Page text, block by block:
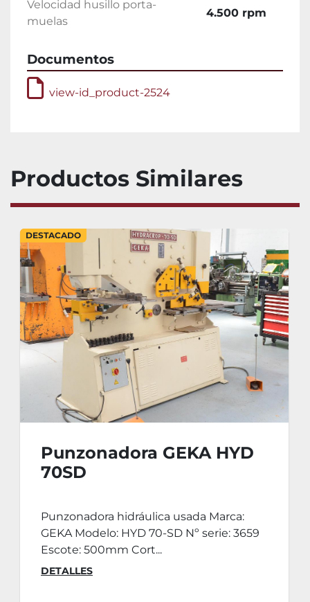
Velocidad husillo porta-
muelas
4.500 rpm
Documentos
view-id_product-2524
Productos Similares
DESTACADO
Punzonadora GEKA HYD
70SD
Punzonadora hidráulica usada Marca:
GEKA Modelo: HYD 70-SD Nº serie: 3659
Escote: 500mm Cort...
DETALLES